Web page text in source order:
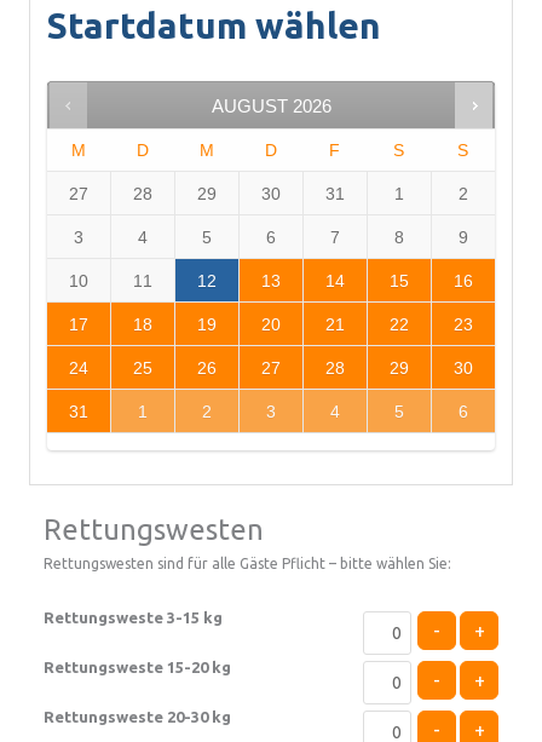
Startdatum wählen
AUGUST 2026
M D M D F S S
27 28 29 30 31 1 2
3 4 5 6 7 8 9
10 11 12 13 14 15 16
17 18 19 20 21 22 23
24 25 26 27 28 29 30
31 1 2 3 4 5 6
Rettungswesten
Rettungswesten sind für alle Gäste Pflicht – bitte wählen Sie:
Rettungsweste 3-15 kg
- +
Rettungsweste 15-20 kg
- +
Rettungsweste 20-30 kg
- +